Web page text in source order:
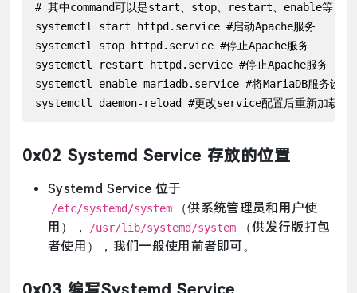
# 其中command可以是start、stop、restart、enable等，比
systemctl start httpd.service #启动Apache服务
systemctl stop httpd.service #停止Apache服务
systemctl restart httpd.service #停止Apache服务
systemctl enable mariadb.service #将MariaDB服务设为
systemctl daemon-reload #更改service配置后重新加载单
0x02 Systemd Service 存放的位置
Systemd Service 位于
/etc/systemd/system
（供系统管理员和用户使
用），
/usr/lib/systemd/system
（供发行版打包
者使用），我们一般使用前者即可。